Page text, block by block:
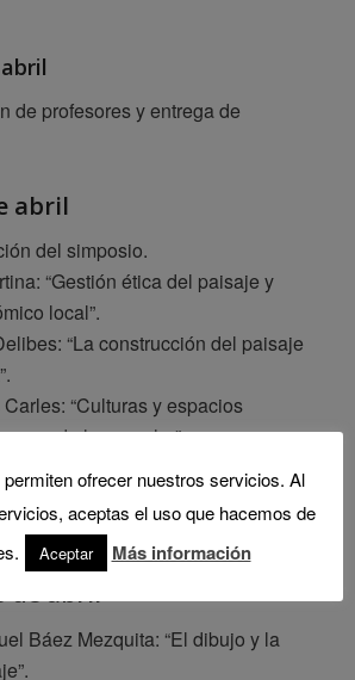
de profesores y entrega de
abril
del simposio.
“Gestión ética del paisaje y
local”.
“La construcción del paisaje
“Culturas y espacios
uso de la escucha”.
“El paisaje en movimiento”.
de Castro: “Ecología y
de abril
Báez Mezquita: “El dibujo y la
ofrecer nuestros servicios. Al
aceptas el uso que hacemos de
Aceptar Más información